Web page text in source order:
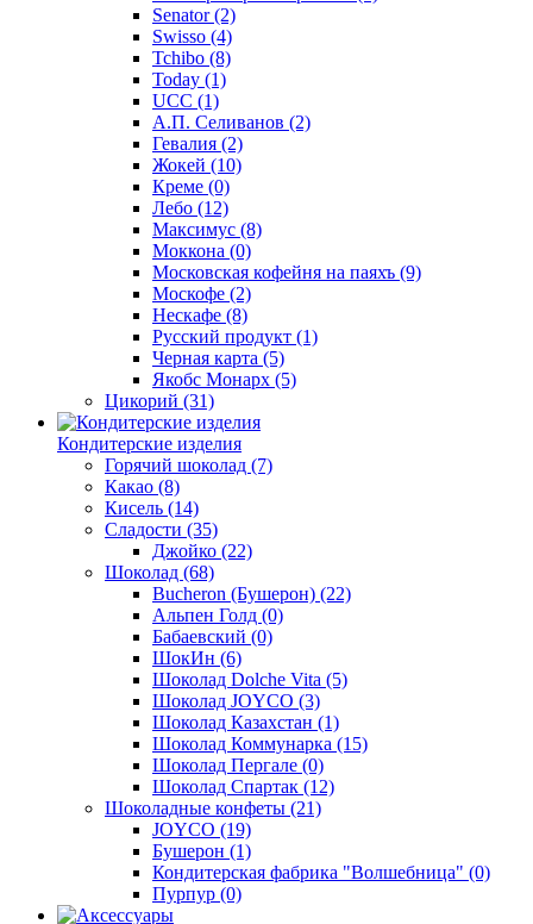
Senator(2)
Swisso (4)
Tchibo (8)
Today (1)
UCC (1)
А.П. Селиванов (2)
Гевалия (2)
Жокей (10)
Креме (0)
Лебо (12)
Максимус (8)
Моккона (0)
Московская кофейня на паяхъ (9)
Москофе (2)
Нескафе (8)
Русский продукт (1)
Черная карта (5)
Якобс Монарх (5)
Цикорий (31)
Кондитерские изделия
Горячий шоколад (7)
Какао (8)
Кисель (14)
Сладости (35)
Джойко (22)
Шоколад (68)
Bucheron (Бушерон) (22)
Альпен Голд (0)
Бабаевский (0)
ШокИн (6)
Шоколад Dolche Vita (5)
Шоколад JOYCO (3)
Шоколад Казахстан (1)
Шоколад Коммунарка (15)
Шоколад Пергале (0)
Шоколад Спартак (12)
Шоколадные конфеты (21)
JOYCO (19)
Бушерон (1)
Кондитерская фабрика "Волшебница" (0)
Пурпур (0)